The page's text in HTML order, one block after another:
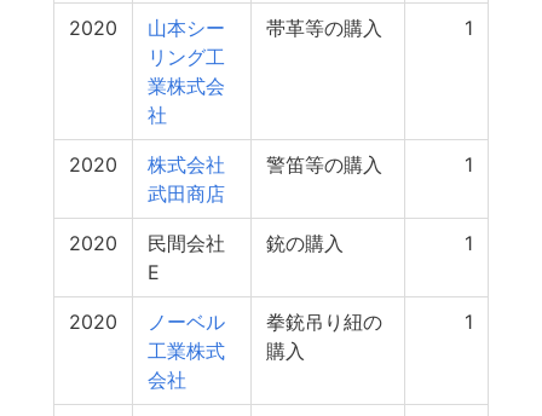
2020
山本シー
リング工
業株式会
社
帯革等の購入 1
2020
株式会社
武田商店
警笛等の購入 1
2020
民間会社
E
銃の購入 1
2020
ノーベル
工業株式
会社
拳銃吊り紐の
購入
1